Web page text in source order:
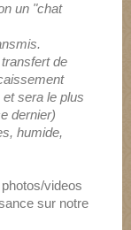
un "chat
de
sera le plus
dernier)
humide,
videos
sur notre